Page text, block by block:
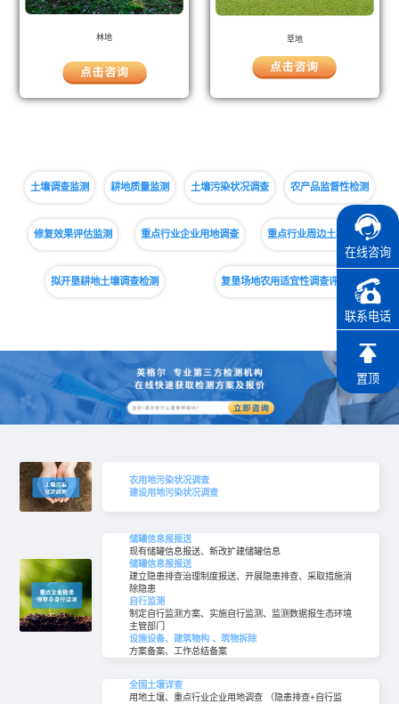
在线咨询
联系电话
置顶
林地 草地
土壤调查监测 耕地质量监测 土壤污染状况调查 农产品监督性检测
修复效果评估监测 重点行业企业用地调查 重点行业周边土壤监测
拟开垦耕地土壤调查检测 复垦场地农用适宜性调查评估
农用地污染状况调查
建设用地污染状况调查
储罐信息报报送
现有储罐信息报送、新改扩建储罐信息
储罐信息报报送
建立隐患排查治理制度报送、开展隐患排查、采取措施消
除隐患
自行监测
制定自行监测方案、实施自行监测、监测数据报生态环境
主管部门
设施设备、建筑物构 、筑物拆除
方案备案、工作总结备案
全国土壤详查
用地土壤、重点行业企业用地调查 （隐患排查+自行监